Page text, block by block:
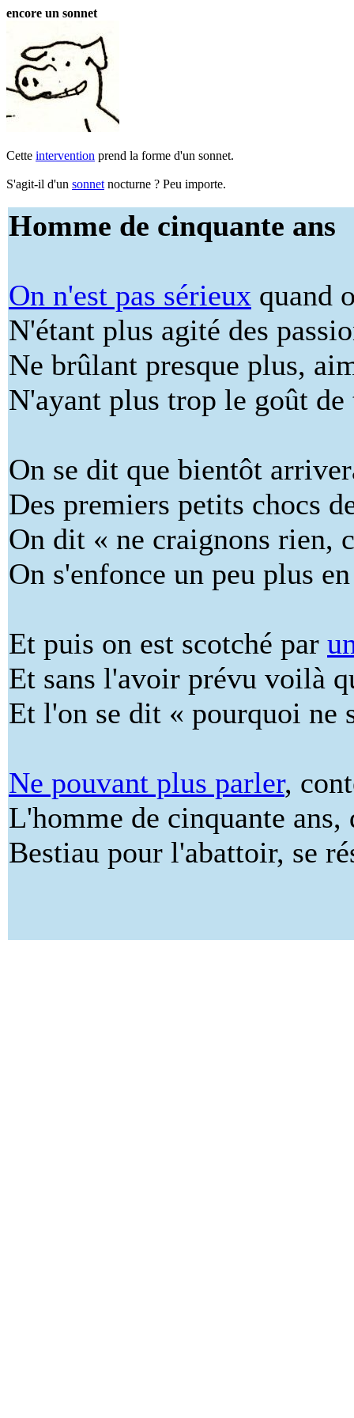
encore un sonnet
Cette intervention prend la forme d'un sonnet.
S'agit-il d'un sonnet nocturne ? Peu importe.
Homme de cinquante ans
On n'est pas sérieux quand
N'étant plus agité des
Ne brûlant presque plus,
N'ayant plus trop le goût de
On se dit que bientôt
Des premiers petits chocs
On dit « ne craignons rien,
On s'enfonce un peu plus
Et puis on est scotché par
Et sans l'avoir prévu voilà
Et l'on se dit « pourquoi ne
Ne pouvant plus parler,
L'homme de cinquante
Bestiau pour l'abattoir, se